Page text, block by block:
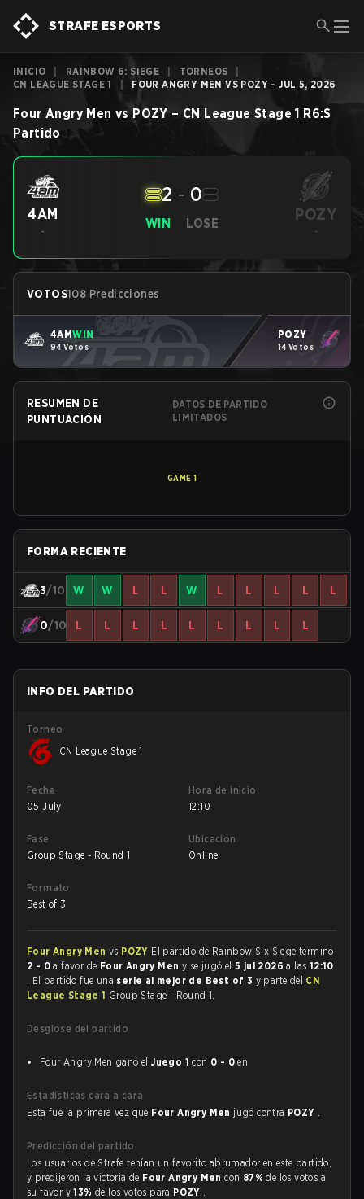
STRAFE ESPORTS
INICIO RAINBOW 6: SIEGE TORNEOS
CN LEAGUE STAGE 1
FOUR ANGRY MEN VS POZY - JUL 5, 2026
Four Angry Men vs POZY– CN League Stage 1 R6:S
Partido
4AM
-
WIN
2 - 0
LOSE POZY
-
VOTOS108 Predicciones
4AMWIN
94 Votos
POZY
14 Votos
RESUMEN DE
PUNTUACIÓN
DATOS DE PARTIDO
LIMITADOS
GAME 1
FORMA RECIENTE
3/10 W W L L W L L L L L
0/10 L L L L L L L L L
INFO DEL PARTIDO
Torneo
CN League Stage 1
Fecha
05 July
Hora de inicio
12:10
Fase
Group Stage - Round 1
Ubicación
Online
Formato
Best of 3
Four Angry Men vs POZY El partido de Rainbow Six Siege terminó
2 - 0 a favor de Four Angry Men y se jugó el5 jul 2026a las 12:10
. El partido fue una serie al mejor de Best of 3 y parte del CN
League Stage 1 Group Stage - Round 1.
Desglose del partido
Four Angry Men ganó elJuego 1 con 0 - 0 en
Estadísticas cara a cara
Esta fue la primera vez que Four Angry Men jugó contra POZY .
Predicción del partido
Los usuarios de Strafe tenían un favorito abrumador en este partido,
y predijeron la victoria de Four Angry Mencon 87%de los votos a
su favor y13%de los votos para POZY .